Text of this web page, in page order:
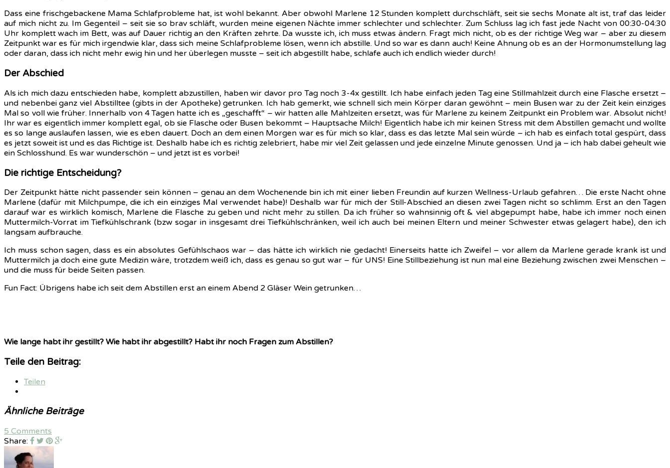
Dass eine frischgebackene Mama Schlafprobleme hat, ist wohl bekannt. Aber obwohl Marlene 12 Stunden komplett durchschläft, seit sie sechs Monate alt ist, traf das leider
auf mich nicht zu. Im Gegenteil – seit sie so brav schläft, wurden meine eigenen Nächte immer schlechter und schlechter. Zum Schluss lag ich fast jede Nacht von 00:30-04:30
Uhr komplett wach im Bett, was auf Dauer richtig an den Kräften zehrte. Da wusste ich, ich muss etwas ändern. Fragt mich nicht, ob es der richtige Weg war – aber zu diesem
Zeitpunkt war es für mich irgendwie klar, dass sich meine Schlafprobleme lösen, wenn ich abstille. Und so war es dann auch! Keine Ahnung ob es an der Hormonumstellung lag
oder daran, dass ich nicht mehr ewig hin und her überlegen musste – seit ich abgestillt habe, schlafe auch ich endlich wieder durch!
Der Abschied
Als ich mich dazu entschieden habe, komplett abzustillen, haben wir davor pro Tag noch 3-4x gestillt. Ich habe einfach jeden Tag eine Stillmahlzeit durch eine Flasche ersetzt –
und nebenbei ganz viel Abstilltee (gibts in der Apotheke) getrunken. Ich hab gemerkt, wie schnell sich mein Körper daran gewöhnt – mein Busen war zu der Zeit kein einziges
Mal so voll wie früher. Innerhalb von 4 Tagen hatte ich es „geschafft“ – wir hatten alle Mahlzeiten ersetzt, was für Marlene zu keinem Zeitpunkt ein Problem war. Absolut nicht!
Ihr war es eigentlich immer komplett egal, ob sie Flasche oder Busen bekommt – Hauptsache Milch! Eigentlich habe ich mir keinen Stress mit dem Abstillen gemacht und wollte
es so lange auslaufen lassen, wie es eben dauert. Doch an dem einen Morgen war es für mich so klar, dass es das letzte Mal sein würde – ich hab es einfach total gespürt, dass
es jetzt soweit ist und es das Richtige ist. Deshalb habe ich es richtig zelebriert, habe mir viel Zeit gelassen und jede einzelne Minute genossen. Und ja – ich hab dabei geheult wie
ein Schlosshund. Es war wunderschön – und jetzt ist es vorbei!
Die richtige Entscheidung?
Der Zeitpunkt hätte nicht passender sein können – genau an dem Wochenende bin ich mit einer lieben Freundin auf kurzen Wellness-Urlaub gefahren… Die erste Nacht ohne
Marlene (dafür mit Milchpumpe, die ich ein einziges Mal verwendet habe)! Deshalb war für mich der Still-Abschied an diesen zwei Tagen nicht so schlimm. Erst an den Tagen
darauf war es wirklich komisch, Marlene die Flasche zu geben und nicht mehr zu stillen. Da ich früher so wahnsinnig oft & viel abgepumpt habe, habe ich immer noch einen
Muttermilch-Vorrat im Tiefkühlschrank (bzw sogar in insgesamt drei Tiefkühlschränken, weil ich auch bei meinen Eltern und meiner Schwester etwas gelagert habe), den ich
langsam aufbrauche.
Ich muss schon sagen, dass es ein absolutes Gefühlschaos war – das hätte ich wirklich nie gedacht! Einerseits hatte ich Zweifel – vor allem da Marlene gerade krank ist und
Muttermilch ja doch eine gute Medizin wäre, trotzdem weiß ich, dass es genau so gut war – für UNS! Eine Stillbeziehung ist nun mal eine Beziehung zwischen zwei Menschen –
und die muss für beide Seiten passen.
Fun Fact: Übrigens habe ich seit dem Abstillen erst an einem Abend 2 Gläser Wein getrunken…
Wie lange habt ihr gestillt? Wie habt ihr abgestillt? Habt ihr noch Fragen zum Abstillen?
Teile den Beitrag:
Teilen
Ähnliche Beiträge
5 Comments
Share: